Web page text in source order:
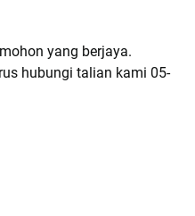
yang berjaya.
hubungi talian kami 05-